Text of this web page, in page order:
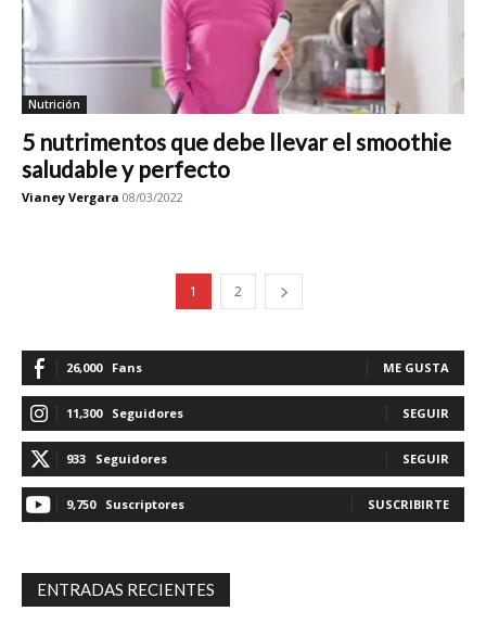
Nutrición
5 nutrimentos que debe llevar el smoothie
saludable y perfecto
Vianey Vergara 08/03/2022
1 2
26,000 Fans ME GUSTA
11,300 Seguidores SEGUIR
933 Seguidores SEGUIR
9,750 Suscriptores SUSCRIBIRTE
ENTRADAS RECIENTES